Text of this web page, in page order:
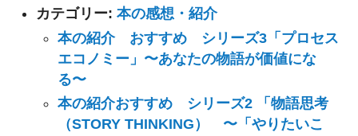
カテゴリー: 本の感想・紹介
本の紹介 おすすめ シリーズ3「プロセス
エコノミー」〜あなたの物語が価値にな
る〜
本の紹介おすすめ シリーズ2 「物語思考
（STORY THINKING） 〜「やりたいこ